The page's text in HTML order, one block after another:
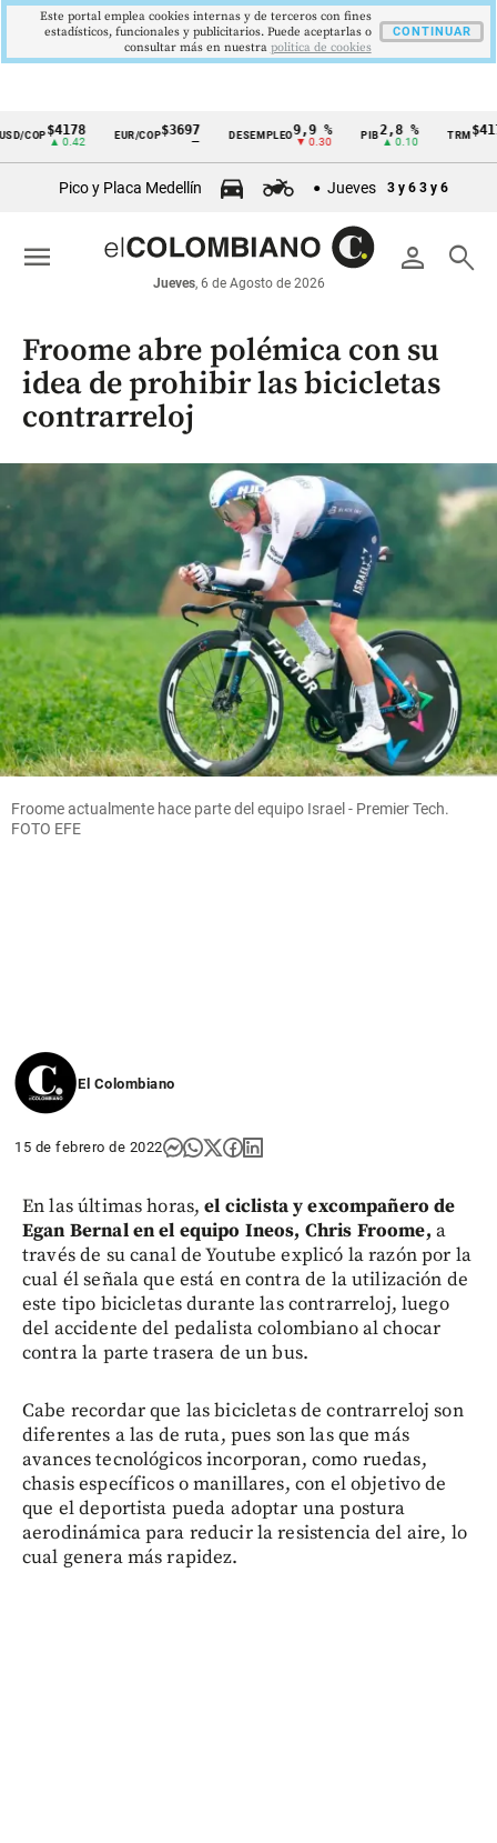
Cintillo
económicos
Colombia
COP$4178
▲ 0.42
EUR/COP$3697 DESEMPLEO 9,9 %
▼ 0.30
2,8 %
▲ 0.10
TRM
Pico y Placa Medellín Jueves 3 y 6 3 y 6
person search
Jueves, 6 de Agosto de 2026
menu
Froome abre polémica con su
idea de prohibir las bicicletas
contrarreloj
Froome actualmente hace parte del equipo Israel - Premier Tech.
FOTO EFE
El Colombiano
15 de febrero de 2022
En las últimas horas, el ciclista y excompañero de
Egan Bernal en el equipo Ineos, Chris Froome, a
través de su canal de Youtube explicó la razón por la
cual él señala que está en contra de la utilización de
este tipo bicicletas durante las contrarreloj, luego
del accidente del pedalista colombiano al chocar
contra la parte trasera de un bus.
Cabe recordar que las bicicletas de contrarreloj son
diferentes a las de ruta, pues son las que más
avances tecnológicos incorporan, como ruedas,
chasis específicos o manillares, con el objetivo de
que el deportista pueda adoptar una postura
aerodinámica para reducir la resistencia del aire, lo
cual genera más rapidez.
Este portal emplea cookies internas y de terceros con fines
estadísticos, funcionales y publicitarios. Puede aceptarlas o
consultar más en nuestra politica de cookies
CONTINUAR